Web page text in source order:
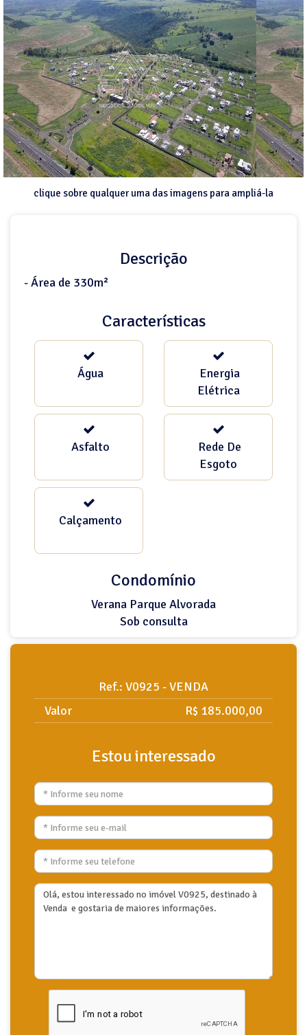
clique sobre qualquer uma das imagens para ampliá-la
Descrição
- Área de 330m²
Características
Água
Energia
Elétrica
Asfalto
Rede De
Esgoto
Calçamento
Condomínio
Verana Parque Alvorada
Sob consulta
Ref.: V0925 - VENDA
Valor
R$ 185.000,00
Estou interessado